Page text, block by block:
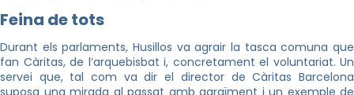
Feina de tots
Durant els parlaments, Husillos va agrair la tasca comuna que
fan Càritas, de l’arquebisbat i, concretament el voluntariat. Un
servei que, tal com va dir el director de Càritas Barcelona
suposa una mirada al passat amb agraïment i un exemple de